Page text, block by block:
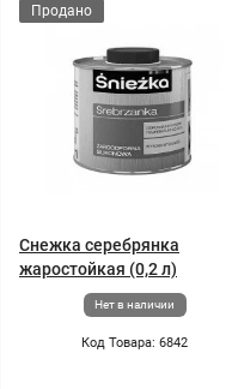
Продано
Снежка серебрянка
жаростойкая (0,2 л)
Нет в наличии
Код Товара: 6842